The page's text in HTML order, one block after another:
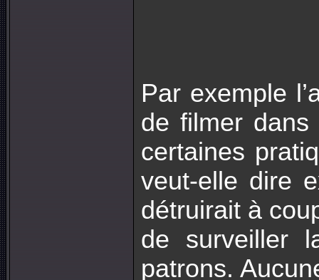
Par exemple
de filmer dans
certaines
veut-elle dire
détruirait à
de surveiller
patrons.